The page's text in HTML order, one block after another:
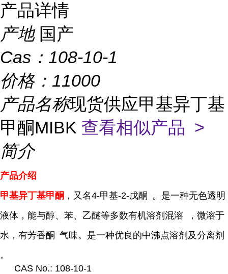
产品详情
产地 国产
Cas： 108-10-1
价格： 11000
产品名称现货供应甲基异丁基
甲酮MIBK 查看相似产品 >
简介
产品介绍
甲基异丁基甲酮 ，又名4-甲基-2-戊酮 。是一种无色透明
液体，能与醇、苯、乙醚等多数有机溶剂 混溶
，微溶于
水，有芳香酮 气味。是一种优良的中沸点溶剂及分离剂
。
CAS No.: 108-10-1